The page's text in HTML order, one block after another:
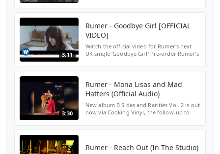
3:11
Rumer - Goodbye Girl [OFFICIAL
VIDEO]
Watch the official video for Rumer's next
UK single 'Goodbye Girl' Pre-order Rumer's
3:30
Rumer - Mona Lisas and Mad
Hatters (Official Audio)
New album B Sides and Rarities Vol. 2 is out
now via Cooking Vinyl, the follow-up to
Rumer - Reach Out (In The Studio)